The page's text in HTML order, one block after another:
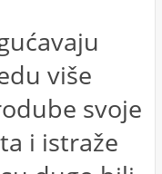
više
svoje
i istraže